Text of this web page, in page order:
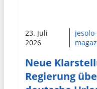
23. Juli
2026
jesolo-
Neue
Regierung